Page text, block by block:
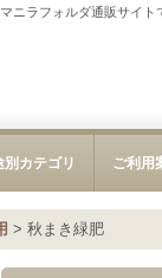
ニラフォルダ通販サイト
別カテゴリ ご利用
> 秋まき緑肥